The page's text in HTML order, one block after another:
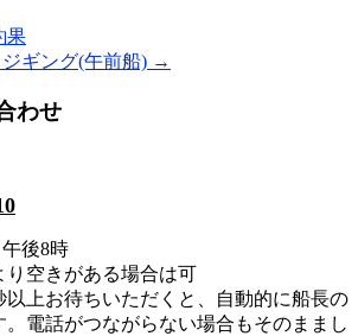
果
ギング(午前船) →
わせ
後8時
り空きがある場合は可
上お待ちいただくと、自動的に船長の
電話がつながらない場合もそのままし